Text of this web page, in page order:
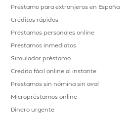
Préstamo para extranjeros en España
Créditos rápidos
Préstamos personales online
Préstamos inmediatos
Simulador préstamo
Crédito fácil online al instante
Préstamos sin nómina sin aval
Micropréstamos online
Dinero urgente